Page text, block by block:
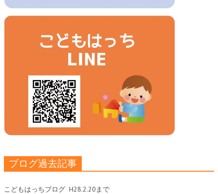
ブログ過去記事
こどもはっちブログ H28.2.20まで